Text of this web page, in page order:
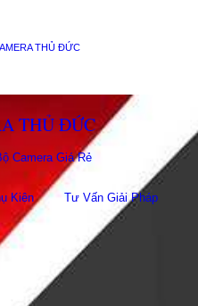
THỦ ĐỨC
THỦ ĐỨC
Camera Giá Rẻ
Kiên Tư Vấn Giải Pháp